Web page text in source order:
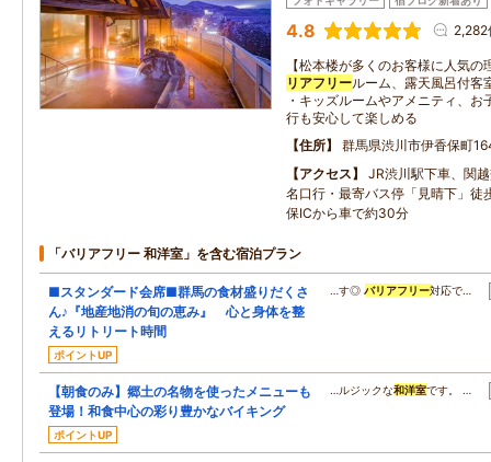
4.8 2,282
【松本楼が多くのお客様に人気
リアフリールーム、露天風呂付客
・キッズルームやアメニティ、
行も安心して楽しめる
住所
群馬県渋川市伊香保町
アクセス
JR渋川駅下車、関
名口行・最寄バス停「見晴下」徒
保ICから車で約30分
「バリアフリー 和洋室」を含む宿泊プラン
■スタンダード会席■群馬の食材盛りだくさ
ん♪『地産地消の旬の恵み』 心と身体を整
えるリトリート時間
ポイントUP
…す◎バリアフリー対応で…
【朝食のみ】郷土の名物を使ったメニューも
登場！和食中心の彩り豊かなバイキング
ポイントUP
…ルジックな和洋室です。 …